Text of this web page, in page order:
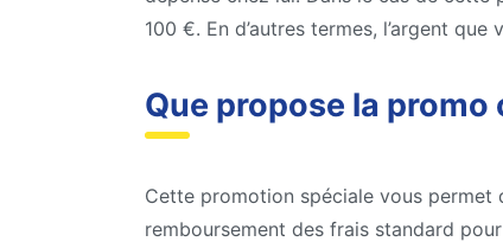
100 €. En d’autres termes, l’argent
Que propose la promo
Cette promotion spéciale vous permet
remboursement des frais standard